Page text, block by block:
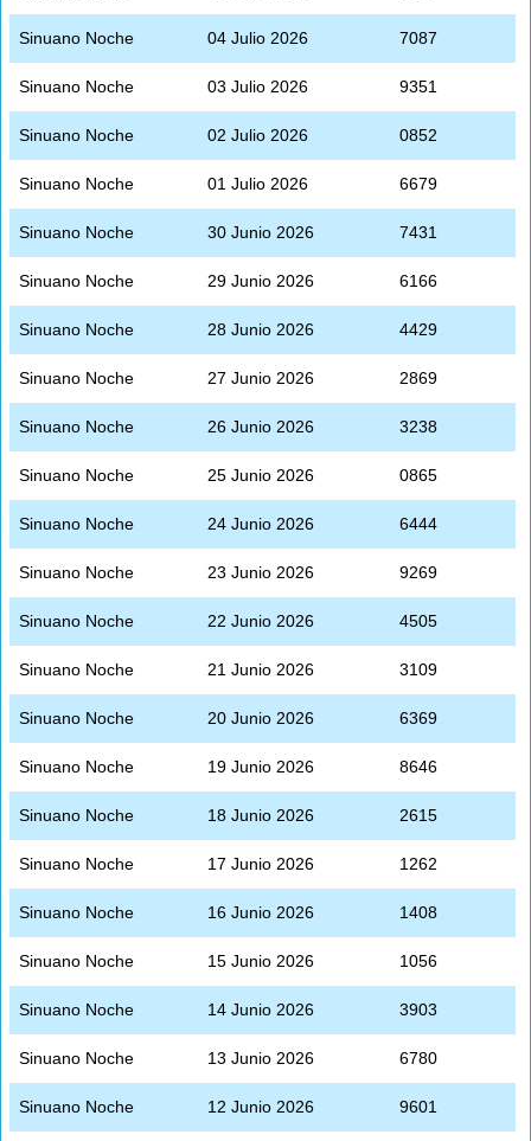
Sinuano Noche 04 Julio 2026 7087
Sinuano Noche 03 Julio 2026 9351
Sinuano Noche 02 Julio 2026 0852
Sinuano Noche 01 Julio 2026 6679
Sinuano Noche 30 Junio 2026 7431
Sinuano Noche 29 Junio 2026 6166
Sinuano Noche 28 Junio 2026 4429
Sinuano Noche 27 Junio 2026 2869
Sinuano Noche 26 Junio 2026 3238
Sinuano Noche 25 Junio 2026 0865
Sinuano Noche 24 Junio 2026 6444
Sinuano Noche 23 Junio 2026 9269
Sinuano Noche 22 Junio 2026 4505
Sinuano Noche 21 Junio 2026 3109
Sinuano Noche 20 Junio 2026 6369
Sinuano Noche 19 Junio 2026 8646
Sinuano Noche 18 Junio 2026 2615
Sinuano Noche 17 Junio 2026 1262
Sinuano Noche 16 Junio 2026 1408
Sinuano Noche 15 Junio 2026 1056
Sinuano Noche 14 Junio 2026 3903
Sinuano Noche 13 Junio 2026 6780
Sinuano Noche 12 Junio 2026 9601